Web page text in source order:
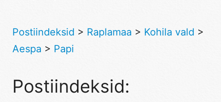
Postiindeksid > Raplamaa > Kohila vald >
Aespa > Papi
Postiindeksid: